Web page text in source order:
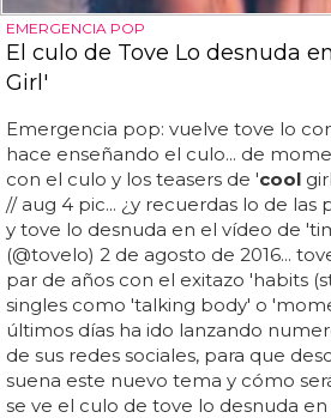
EMERGENCIA POP
El culo de Tove Lo desnuda
Girl'
Emergencia pop: vuelve tove lo
hace enseñando el culo... de
con el culo y los teasers de 'cool
// aug 4 pic... ¿y recuerdas lo de las
y tove lo desnuda en el vídeo de
(@tovelo) 2 de agosto de 2016...
par de años con el exitazo 'habits
singles como 'talking body' o
últimos días ha ido lanzando
de sus redes sociales, para que
suena este nuevo tema y cómo
se ve el culo de tove lo desnuda